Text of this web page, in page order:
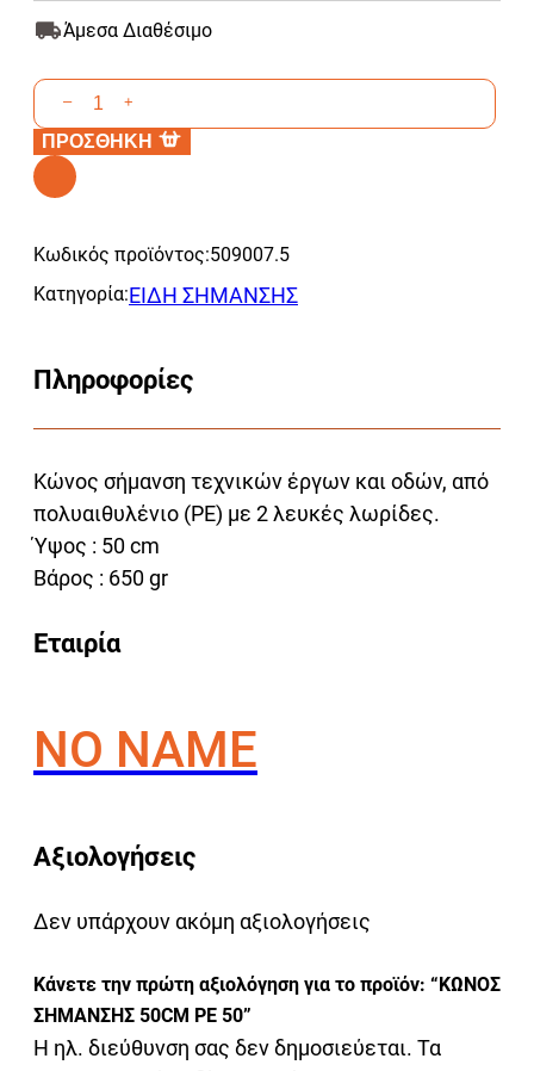
Άμεσα Διαθέσιμο
–
ΚΩΝΟΣ
ΣΗΜΑΝΣΗΣ
ποσότητα
+
ΠΡΟΣΘΗΚΗ
Κωδικός προϊόντος:509007.5
Κατηγορία:ΕΙΔΗ ΣΗΜΑΝΣΗΣ
Πληροφορίες
Κώνος σήμανση τεχνικών έργων και οδών, από
πολυαιθυλένιο (ΡΕ) με 2 λευκές λωρίδες.
Ύψος : 50 cm
Βάρος : 650 gr
Εταιρία
NO NAME
Αξιολογήσεις
Δεν υπάρχουν ακόμη αξιολογήσεις
Κάνετε την πρώτη αξιολόγηση για το προϊόν: “ΚΩΝΟΣ
ΣΗΜΑΝΣΗΣ 50CM ΡΕ 50”
Η ηλ. διεύθυνση σας δεν δημοσιεύεται. Τα